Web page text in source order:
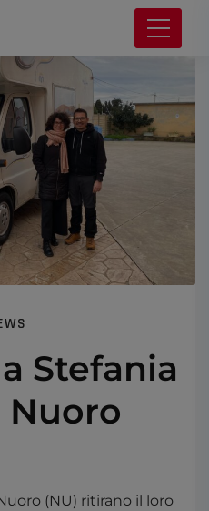
Stefania
Nuoro
(NU) ritirano il loro